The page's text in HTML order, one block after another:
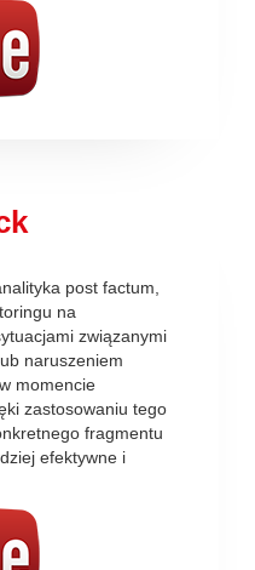
post factum,
na
związanymi
naruszeniem
momencie
zastosowaniu tego
fragmentu
efektywne i